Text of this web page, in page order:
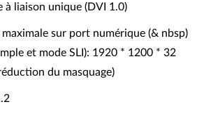
à liaison unique (DVI 1.0)
maximale sur port numérique (& nbsp)
et mode SLI): 1920 * 1200 * 32
du masquage)